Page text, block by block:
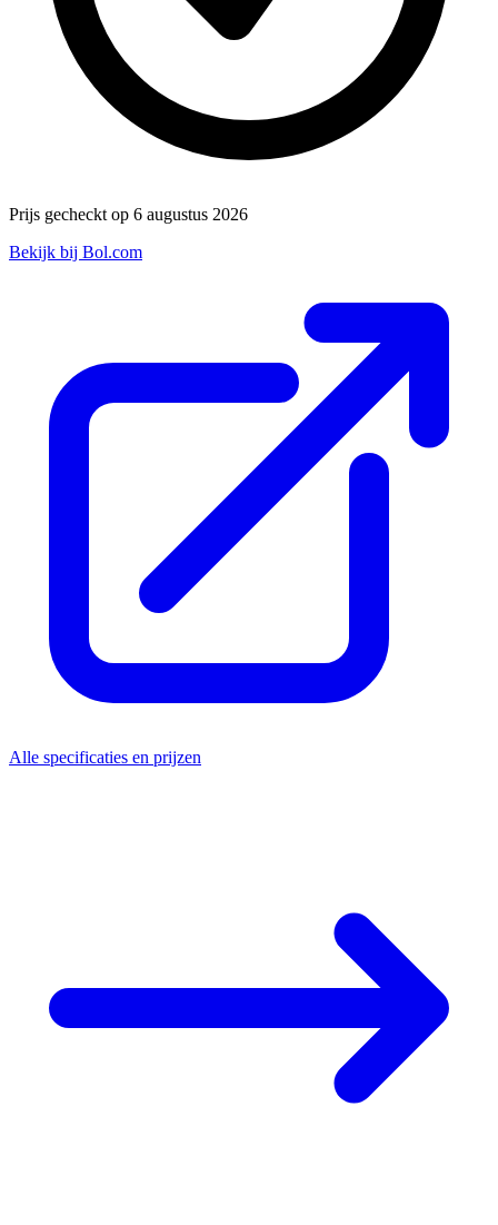
Prijs gecheckt op 6 augustus 2026
Bekijk bij Bol.com
Alle specificaties en prijzen